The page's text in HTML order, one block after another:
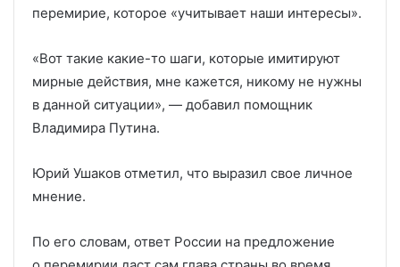
перемирие, которое «учитывает наши интересы».
«Вот такие какие-то шаги, которые имитируют
мирные действия, мне кажется, никому не нужны
в данной ситуации», — добавил помощник
Владимира Путина.
Юрий Ушаков отметил, что выразил свое личное
мнение.
По его словам, ответ России на предложение